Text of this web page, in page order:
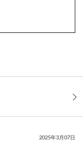
2025年3月07日